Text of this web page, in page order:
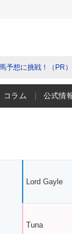
予想に挑戦！（PR）
コラム 公式情
Lord Gayle
Tuna